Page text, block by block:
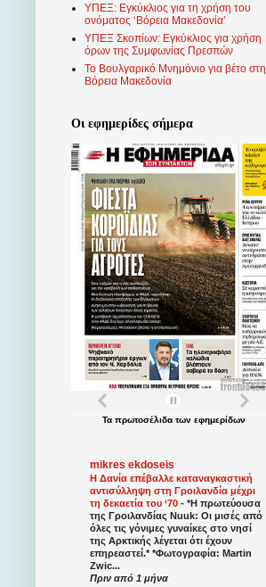
ΥΠΕΞ: Εγκύκλιος για τη χρήση του
ονόματος ‘Βόρεια Μακεδονία’
ΥΠΕΞ Σκοπίων: Εγκύκλιος για χρήση
όρων της Συμφωνίας Πρεσπών
Το Βουλγαρικό Μνημόνιο για βέτο στη
Βόρεια Μακεδονία
Οι εφημερίδες σήμερα
Τα πρωτοσέλιδατων εφημερίδων
mikres ekdoseis
Η Δανία επέβαλλε καταναγκαστική
αντισύλληψη στη Γροιλανδία μέχρι
τη δεκαετία του ‘70 - *Η πρωτεύουσα
της Γροιλανδίας Nuuk: Οι μισές από
όλες τις γόνιμες γυναίκες στο νησί
της Αρκτικής λέγεται ότι έχουν
επηρεαστεί.* *Φωτογραφία: Martin
Zwic...
Πριν από 1 μήνα